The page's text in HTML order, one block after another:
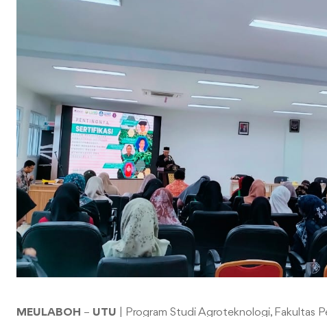
MEULABOH – UTU | Program Studi Agroteknologi, Fakultas